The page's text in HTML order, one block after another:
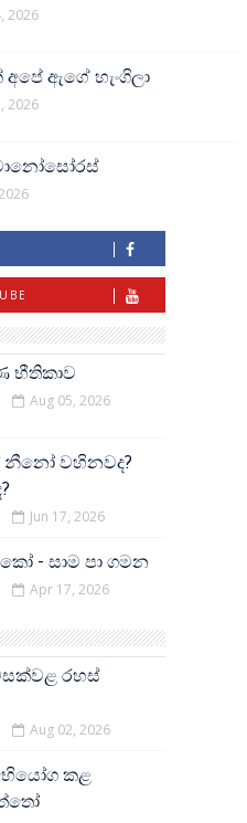
2026
ඇගේ හැංගිලා
2026
භීතිකාව
Aug 05, 2026
නීනෝ වහිනවද?
Jun 17, 2026
- සාම පා ගමන
Apr 17, 2026
රහස්
Aug 02, 2026
කළ